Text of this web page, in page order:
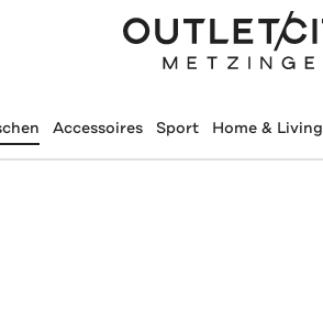
Accessoires Sport Home & Living